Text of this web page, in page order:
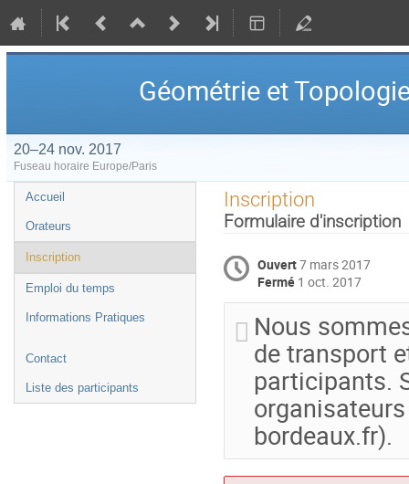
Géométrie et
20–24 nov. 2017
Fuseau horaire Europe/Paris
Menu
de
l'événement
Accueil
Orateurs
Inscription
Emploi du temps
Informations Pratiques
Contact
Liste des participants
Inscription
Formulaire d'inscription
Ouvert7 mars 2017
Fermé 1 oct. 2017
Nous
de transport
participants.
bordeaux.fr).